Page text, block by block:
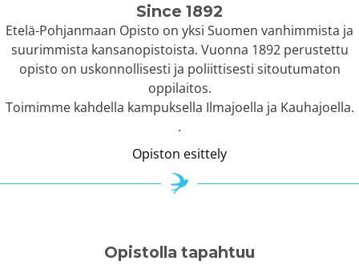
Since 1892
Etelä-Pohjanmaan Opisto on yksi Suomen vanhimmista ja
suurimmista kansanopistoista. Vuonna 1892 perustettu
opisto on uskonnollisesti ja poliittisesti sitoutumaton
oppilaitos.
Toimimme kahdella kampuksella Ilmajoella ja Kauhajoella.
.
Opiston esittely
Opistolla tapahtuu